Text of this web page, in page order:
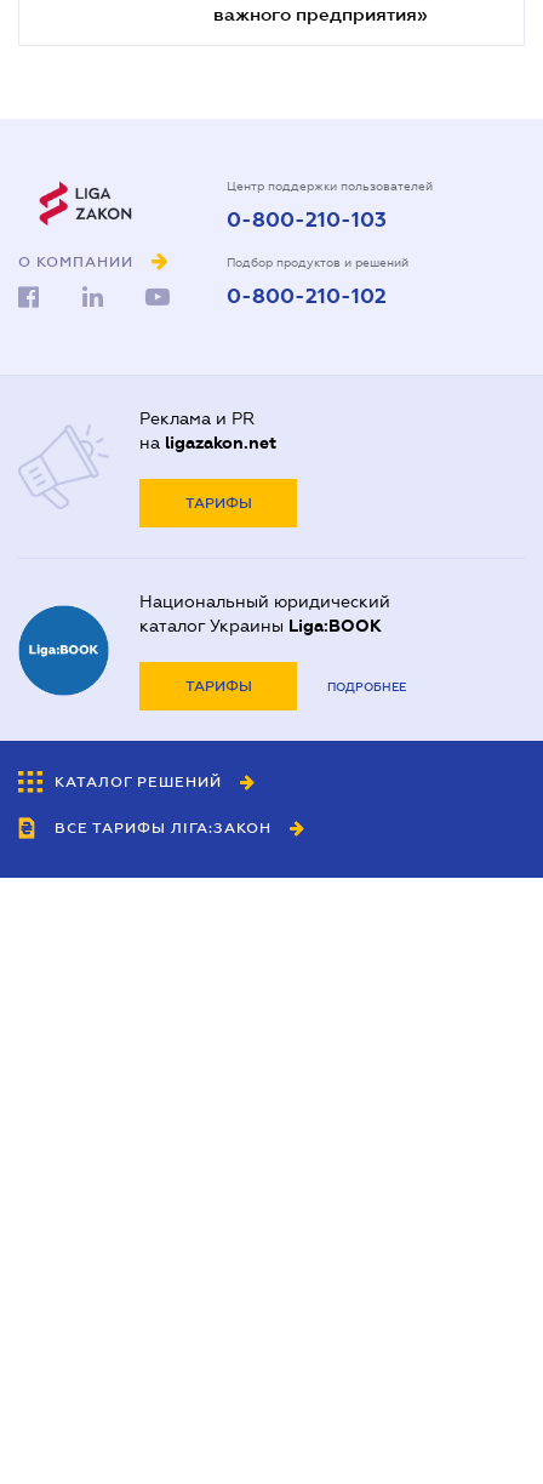
важного предприятия»
О КОМПАНИИ
Центр поддержки пользователей
0-800-210-103
Подбор продуктов и решений
0-800-210-102
Реклама и PR
на ligazakon.net
ТАРИФЫ
Национальный юридический
каталог Украины Liga:BOOK
ТАРИФЫ ПОДРОБНЕЕ
КАТАЛОГ РЕШЕНИЙ
ВСЕ ТАРИФЫ ЛІГА:ЗАКОН